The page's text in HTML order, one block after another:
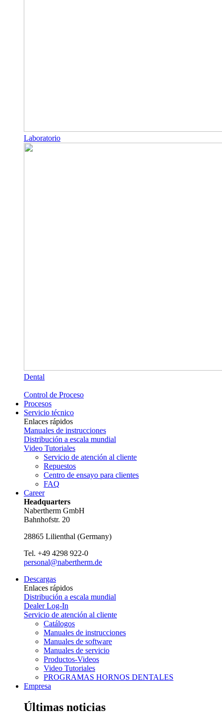
Laboratorio
Dental
Control de Proceso
Procesos
Servicio técnico
Enlaces rápidos
Manuales de instrucciones
Distribución a escala mundial
Video Tutoriales
Servicio de atención al cliente
Repuestos
Centro de ensayo para clientes
FAQ
Career
Headquarters
Nabertherm GmbH
Bahnhofstr. 20
28865 Lilienthal (Germany)
Tel. +49 4298 922-0
personal@nabertherm.de
Descargas
Enlaces rápidos
Distribución a escala mundial
Dealer Log-In
Servicio de atención al cliente
Catálogos
Manuales de instrucciones
Manuales de software
Manuales de servicio
Productos-Videos
Video Tutoriales
PROGRAMAS HORNOS DENTALES
Empresa
Últimas noticias